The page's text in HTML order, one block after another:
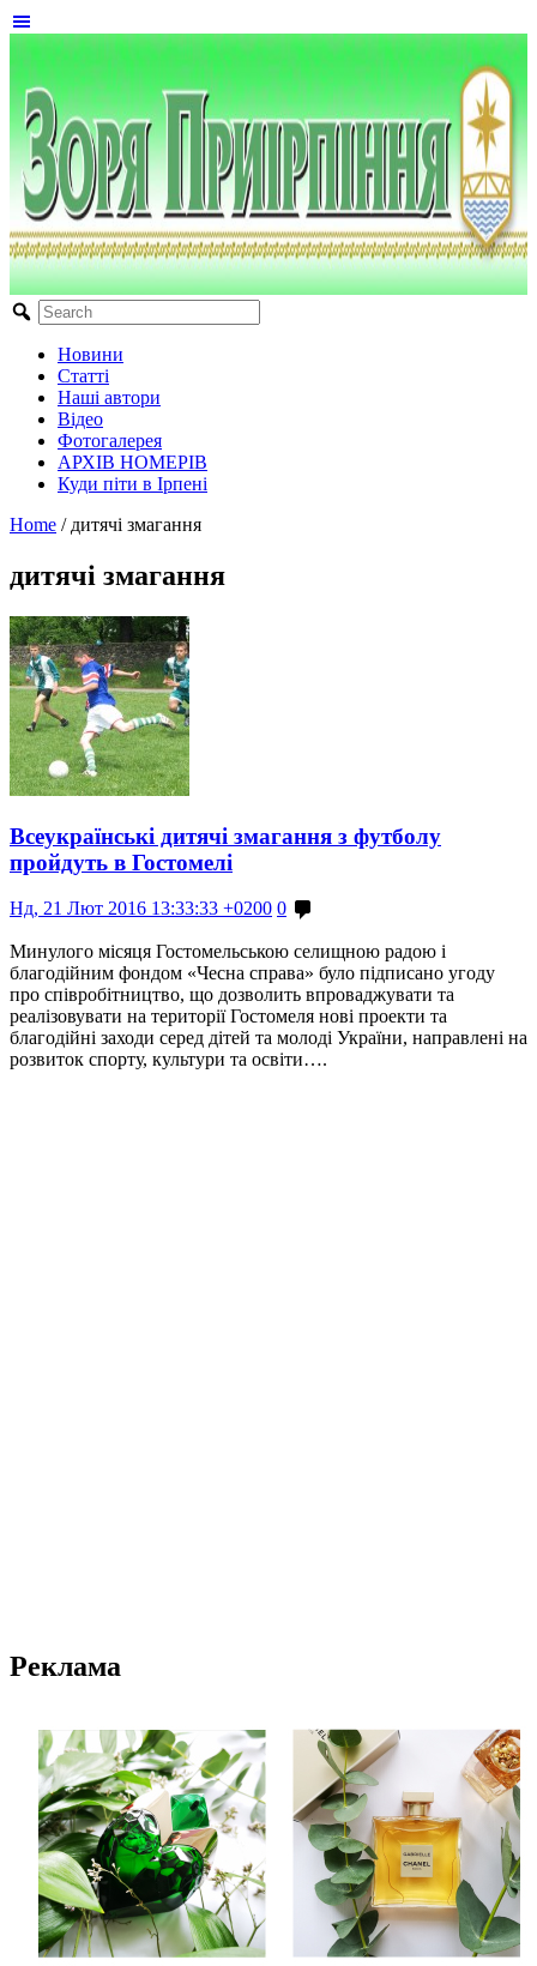
Новини
Статті
Наші автори
Відео
Фотогалерея
АРХІВ НОМЕРІВ
Куди піти в Ірпені
Home / дитячі змагання
дитячі змагання
Всеукраїнські дитячі змагання з футболу
пройдуть в Гостомелі
Нд, 21 Лют 2016 13:33:33 +0200 0
Минулого місяця Гостомельською селищною радою і
благодійним фондом «Чесна справа» було підписано угоду
про співробітництво, що дозволить впроваджувати та
реалізовувати на території Гостомеля нові проекти та
благодійні заходи серед дітей та молоді України, направлені на
розвиток спорту, культури та освіти….
Реклама